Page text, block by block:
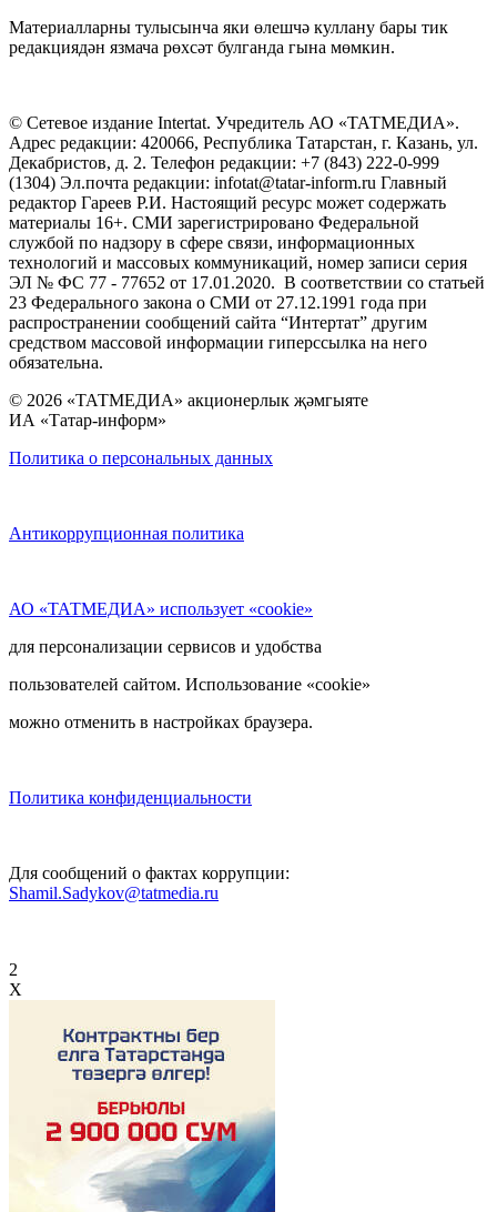
Материалларны тулысынча яки өлешчә куллану бары тик
редакциядән язмача рөхсәт булганда гына мөмкин.
© Сетевое издание Intertat. Учредитель АО «ТАТМЕДИА».
Адрес редакции: 420066, Республика Татарстан, г. Казань, ул.
Декабристов, д. 2. Телефон редакции: +7 (843) 222-0-999
(1304) Эл.почта редакции: infotat@tatar-inform.ru Главный
редактор Гареев Р.И. Настоящий ресурс может содержать
материалы 16+. СМИ зарегистрировано Федеральной
службой по надзору в сфере связи, информационных
технологий и массовых коммуникаций, номер записи серия
ЭЛ № ФС 77 - 77652 от 17.01.2020. В соответствии со статьей
23 Федерального закона о СМИ от 27.12.1991 года при
распространении сообщений сайта “Интертат” другим
средством массовой информации гиперссылка на него
обязательна.
© 2026 «ТАТМЕДИА» акционерлык җәмгыяте
ИА «Татар-информ»
Политика о персональных данных
Антикоррупционная политика
АО «ТАТМЕДИА» использует «cookie»
для персонализации сервисов и удобства
пользователей сайтом. Использование «cookie»
можно отменить в настройках браузера.
Политика конфиденциальности
Для сообщений о фактах коррупции:
Shamil.Sadykov@tatmedia.ru
2
X